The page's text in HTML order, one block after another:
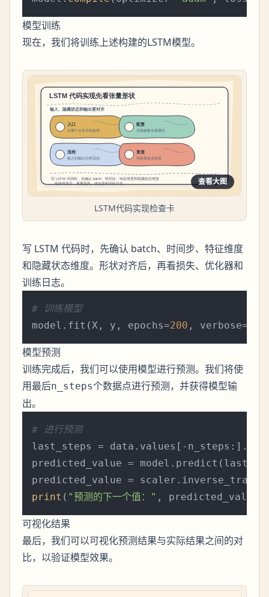
模型训练
现在，我们将训练上述构建的LSTM模型。
查看大图
LSTM代码实现检查卡
写 LSTM 代码时，先确认 batch、时间步、特征维度
和隐藏状态维度。形状对齐后，再看损失、优化器和
训练日志。
# 训练模型
model.fit(X, y, epochs=200 , verbose=
模型预测
训练完成后，我们可以使用模型进行预测。我们将使
用最后n_steps个数据点进行预测，并获得模型输
出。
# 进行预测
last_steps = data.values[-
predicted_value =
predicted_value =
print ( "预测的下一个值：" , predicted_value[
可视化结果
最后，我们可以可视化预测结果与实际结果之间的对
比，以验证模型效果。